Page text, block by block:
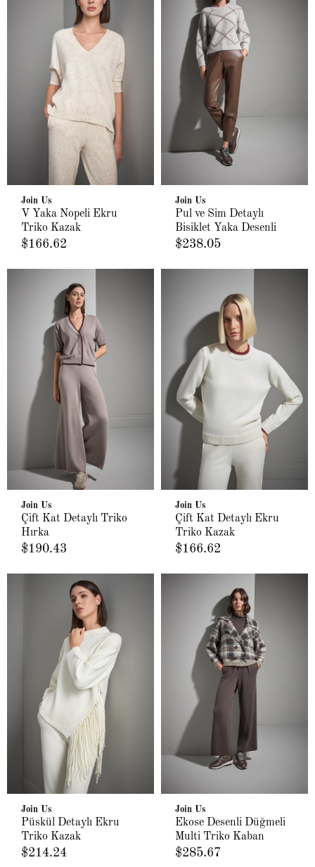
Join Us
V Yaka Nopeli Ekru
Triko Kazak
$166.62
Join Us
Pul ve Sim Detaylı
Bisiklet Yaka Desenli
Triko Kazak
$238.05
Join Us
Çift Kat Detaylı Triko
Hırka
$190.43
Join Us
Çift Kat Detaylı Ekru
Triko Kazak
$166.62
Join Us
Püskül Detaylı Ekru
Triko Kazak
$214.24
Join Us
Ekose Desenli Düğmeli
Multi Triko Kaban
$285.67